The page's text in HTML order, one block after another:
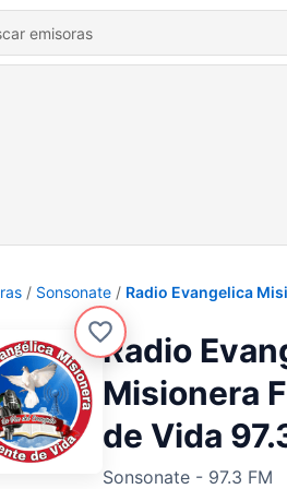
Sonsonate Radio Evangelica
Radio
Misionera
de Vida
Sonsonate - 97.3 FM